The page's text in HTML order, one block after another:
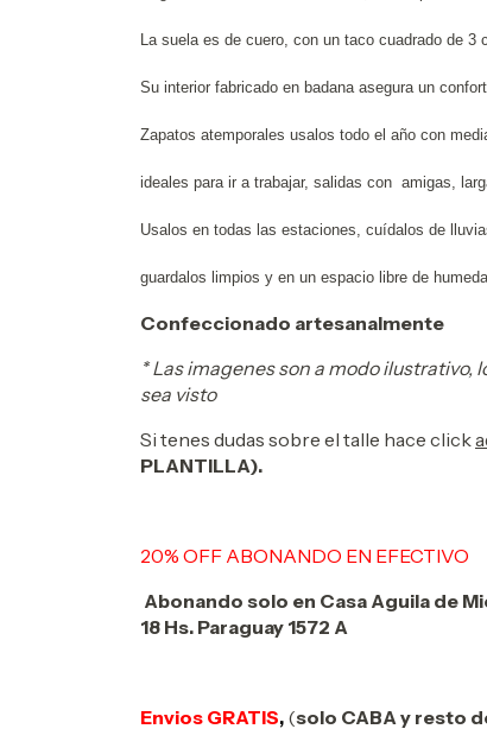
La suela es de cuero, con un taco cuadrado de 3
Su interior fabricado en badana asegura un
Zapatos atemporales usalos todo el año con
ideales para ir a trabajar, salidas con amigas,
Usalos en todas las estaciones, cuídalos de
guardalos limpios y en un espacio libre de
Confeccionado artesanalmente
* Las imagenes son a modo ilustrativo,
sea visto
Si tenes dudas sobre el talle hace click
PLANTILLA).
20% OFF ABONANDO EN EFECTIVO
Abonando solo en Casa Aguila de
18 Hs. Paraguay 1572 A
Envios GRATIS, (solo CABA y resto